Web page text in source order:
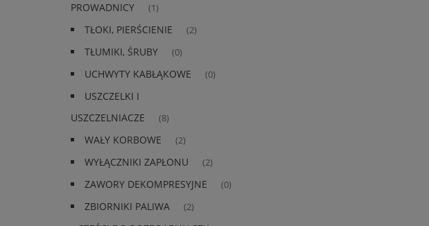
PROWADNICY
(1)
TŁOKI, PIERŚCIENIE (2)
TŁUMIKI, ŚRUBY (0)
UCHWYTY KABŁĄKOWE (0)
USZCZELKI I
USZCZELNIACZE
(8)
WAŁY KORBOWE (2)
WYŁĄCZNIKI ZAPŁONU (2)
ZAWORY DEKOMPRESYJNE (0)
ZBIORNIKI PALIWA (2)